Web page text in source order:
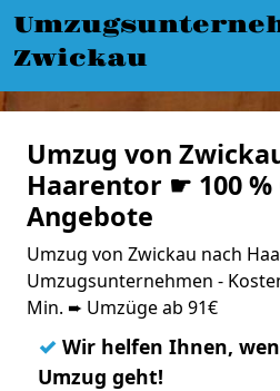
Zwickau
Umzug von
Haarentor ☛ 100 %
Angebote
Umzug von Zwickau nach
Umzugsunternehmen -
Min. ➨ Umzüge ab 91€
✓ Wir helfen Ihnen,
Umzug geht!